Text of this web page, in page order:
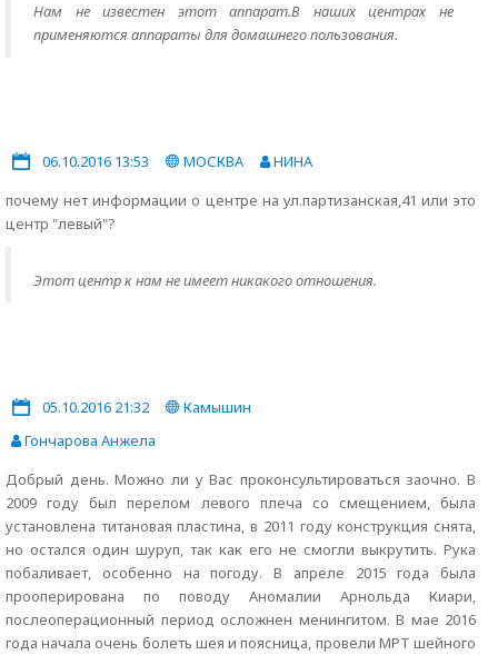
Нам не известен этот аппарат.В наших центрах не
применяются аппараты для домашнего пользования.
06.10.2016 13:53 МОСКВА
НИНА
почему нет информации о центре на ул.партизанская,41 или это
центр "левый"?
Этот центр к нам не имеет никакого отношения.
05.10.2016 21:32
Камышин
Гончарова Анжела
Добрый день. Можно ли у Вас проконсультироваться заочно. В
2009 году был перелом левого плеча со смещением, была
установлена титановая пластина, в 2011 году конструкция снята,
но остался один шуруп, так как его не смогли выкрутить. Рука
побаливает, особенно на погоду. В апреле 2015 года была
прооперирована по поводу Аномалии Арнольда Киари,
послеоперационный период осложнен менингитом. В мае 2016
года начала очень болеть шея и поясница, провели МРТ шейного